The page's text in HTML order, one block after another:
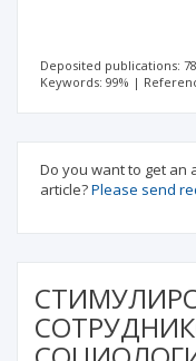
Deposited publications: 78
Keywords: 99% |
Do you want to get an
article?Please send